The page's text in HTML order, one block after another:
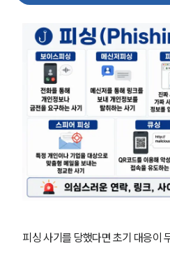
피싱 사기를 당했다면 초기 대응이